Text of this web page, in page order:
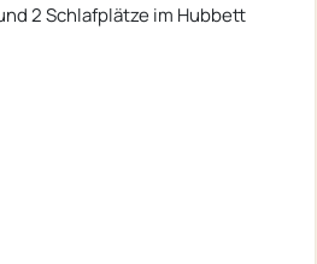
2 Schlafplätze im Hubbett